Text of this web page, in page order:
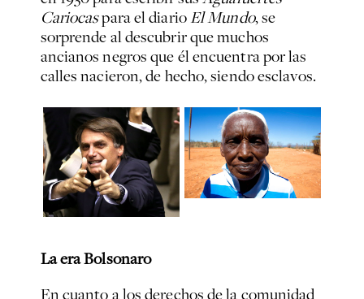
Cariocaspara el diarioEl Mundo, se
sorprende al descubrir que muchos
ancianos negros que él encuentra por las
calles nacieron, de hecho, siendo esclavos.
La era Bolsonaro
En cuanto a los derechos de la comunidad